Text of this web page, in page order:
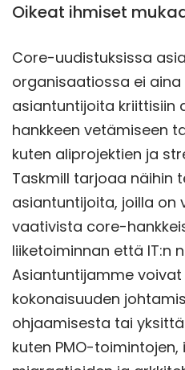
Oikeat ihmiset
Core-uudistuksissa
organisaatiossa ei
asiantuntijoita kriittisiin
hankkeen vetämiseen
kuten aliprojektien ja
Taskmill tarjoaa näihin
asiantuntijoita, joilla on
vaativista core-
liiketoiminnan että IT:n
Asiantuntijamme
kokonaisuuden
ohjaamisesta tai
kuten PMO-